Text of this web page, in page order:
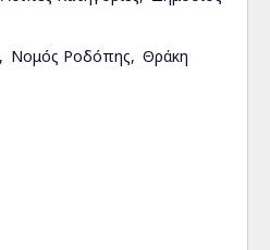
Νομός Ροδόπης Θράκη